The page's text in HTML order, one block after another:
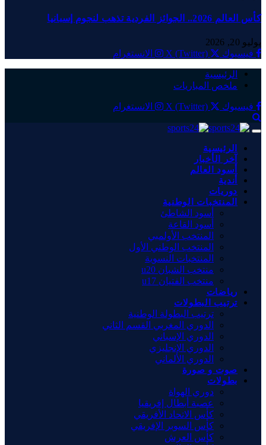
كأس العالم 2026.. الجوائز الفردية تذهب لنجوم إسبانيا
يوليو 20, 2026
فيسبوك
X (Twitter) الانستغرام
الرئيسية
ملخص المباريات
فيسبوك X (Twitter) الانستغرام
الرئيسية
آخر الأخبار
أسود العالم
أندية
دوريات
المنتخبات الوطنية
أسود الشاطئ
أسود القاعة
المنتخب الأولمبي
المنتخب الوطني الأول
المنتخبات النسوية
منتخب الشبان u20
منتخب الفتيان u17
رياضات
ترتيب البطولات
ترتيب البطولة الوطنية
الدوري المغربي القسم الثاني
الدوري الإسباني
الدوري الإنجليزي
الدوري الألماني
صوت و صورة
بطولات
دوري الهواة
عصبة أبطال إفريقيا
كأس الاتحاد الأفريقي
كأس السوبر الإفريقي
كأس العرش